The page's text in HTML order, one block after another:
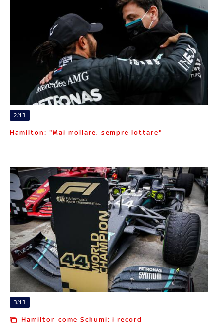
2/13
Hamilton: "Mai mollare, sempre lottare"
3/13
Hamilton come Schumi: i record